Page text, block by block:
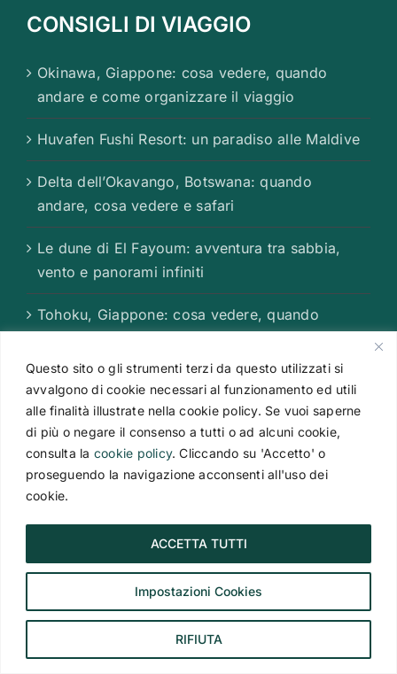
Questo sito o gli strumenti terzi da questo utilizzati si
avvalgono di cookie necessari al funzionamento ed utili
alle finalità illustrate nella cookie policy. Se vuoi saperne
di più o negare il consenso a tutti o ad alcuni cookie,
consulta la cookie policy. Cliccando su 'Accetto' o
proseguendo la navigazione acconsenti all'uso dei
cookie.
Impostazioni Cookies
RIFIUTA
ACCETTA TUTTI
CONSIGLI DI VIAGGIO
Okinawa, Giappone: cosa vedere, quando
andare e come organizzare il viaggio
Huvafen Fushi Resort: un paradiso alle Maldive
Delta dell’Okavango, Botswana: quando
andare, cosa vedere e safari
Le dune di El Fayoum: avventura tra sabbia,
vento e panorami infiniti
Tohoku, Giappone: cosa vedere, quando
CONTATTACI
Superviaggi Agenzia Viaggi
Via Boccaccio, 19
+39 02 481 95 202
E-mail:agenzia@superviaggi.com